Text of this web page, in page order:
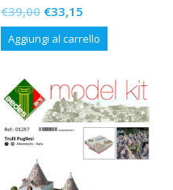
€39,00 Il
prezzo
originale
€39,00.
€33,15
prezzo
attuale
€33,15.
Aggiungi al carrello